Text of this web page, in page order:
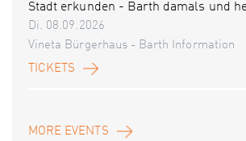
Stadt erkunden - Barth damals und
Di. 08.09.2026
Vineta Bürgerhaus - Barth Information
TICKETS
MORE EVENTS